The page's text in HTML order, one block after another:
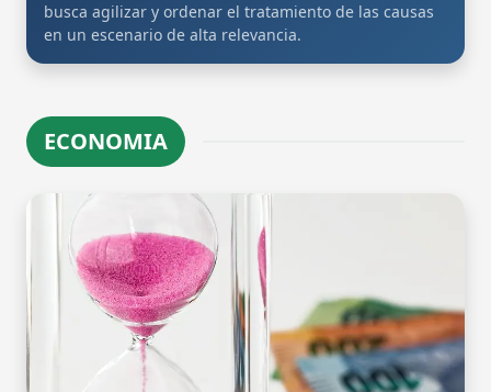
busca agilizar y ordenar el tratamiento de las causas
en un escenario de alta relevancia.
ECONOMIA